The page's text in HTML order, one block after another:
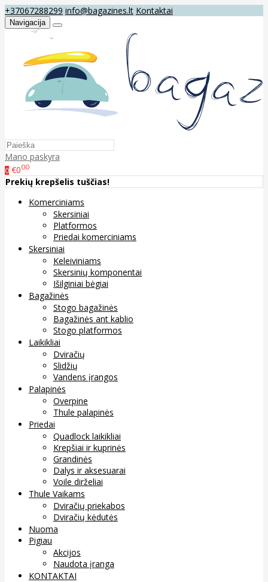
+37067288299 info@bagazines.lt Kontaktai
Navigacija
Mano paskyra
0 €000
Prekių krepšelis tuščias!
Komerciniams
Skersiniai
Platformos
Priedai komerciniams
Skersiniai
Keleiviniams
Skersinių komponentai
Išilginiai bėgiai
Bagažinės
Stogo bagažinės
Bagažinės ant kablio
Stogo platformos
Laikikliai
Dviračių
Slidžių
Vandens įrangos
Palapinės
Overpine
Thule palapinės
Priedai
Quadlock laikikliai
Krepšiai ir kuprinės
Grandinės
Dalys ir aksesuarai
Voile dirželiai
Thule Vaikams
Dviračių priekabos
Dviračių kėdutės
Nuoma
Pigiau
Akcijos
Naudota įranga
KONTAKTAI